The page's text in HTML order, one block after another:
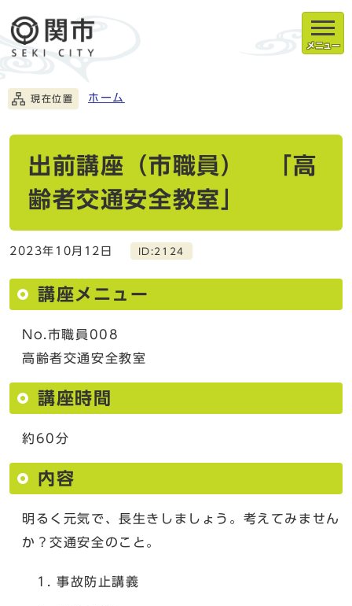
メニュー
現在位置 ホーム
出前講座（市職員） 「高
齢者交通安全教室」
2023年10月12日 ID:2124
講座メニュー
No.市職員008
高齢者交通安全教室
講座時間
約60分
内容
明るく元気で、長生きしましょう。考えてみません
か？交通安全のこと。
事故防止講義